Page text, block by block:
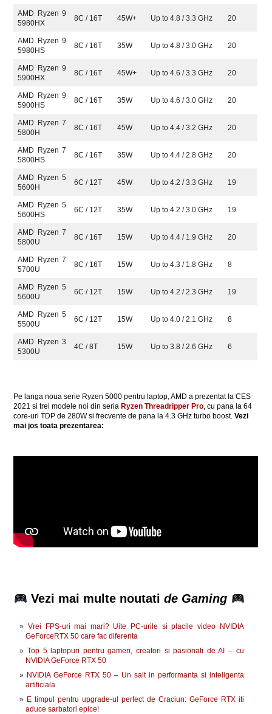
AMD Ryzen 9
5980HX
8C / 16T 45W+ Up to 4.8 / 3.3 GHz 20
AMD Ryzen 9
5980HS
8C / 16T 35W Up to 4.8 / 3.0 GHz 20
AMD Ryzen 9
5900HX
8C / 16T 45W+ Up to 4.6 / 3.3 GHz 20
AMD Ryzen 9
5900HS
8C / 16T 35W Up to 4.6 / 3.0 GHz 20
AMD Ryzen 7
5800H
8C / 16T 45W Up to 4.4 / 3.2 GHz 20
AMD Ryzen 7
5800HS
8C / 16T 35W Up to 4.4 / 2.8 GHz 20
AMD Ryzen 5
5600H
6C / 12T 45W Up to 4.2 / 3.3 GHz 19
AMD Ryzen 5
5600HS
6C / 12T 35W Up to 4.2 / 3.0 GHz 19
AMD Ryzen 7
5800U
8C / 16T 15W Up to 4.4 / 1.9 GHz 20
AMD Ryzen 7
5700U
8C / 16T 15W Up to 4.3 / 1.8 GHz 8
AMD Ryzen 5
5600U
6C / 12T 15W Up to 4.2 / 2.3 GHz 19
AMD Ryzen 5
5500U
6C / 12T 15W Up to 4.0 / 2.1 GHz 8
AMD Ryzen 3
5300U
4C / 8T 15W Up to 3.8 / 2.6 GHz 6
Pe langa noua serie Ryzen 5000 pentru laptop, AMD a prezentat la CES
2021 si trei modele noi din seriaRyzen Threadripper Pro , cu pana la 64
core-uri TDP de 280W si frecvente de pana la 4.3 GHz turbo boost.Vezi
mai jos toata prezentarea:
Vezi mai multe noutati de Gaming
Vrei FPS-uri mai mari? Uite PC-urile si placile video NVIDIA
GeForceRTX 50 care fac diferenta
Top 5 laptopuri pentru gameri, creatori si pasionati de AI – cu
NVIDIA GeForce RTX 50
NVIDIA GeForce RTX 50 – Un salt in performanta si inteligenta
artificiala
E timpul pentru upgrade-ul perfect de Craciun: GeForce RTX iti
aduce sarbatori epice!